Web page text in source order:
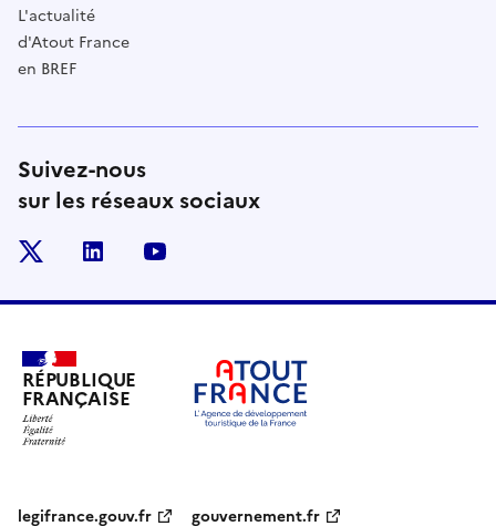
L'actualité
d'Atout France
en BREF
Suivez-nous
sur les réseaux sociaux
linkedin
RÉPUBLIQUE
FRANÇAISE
legifrance.gouv.fr gouvernement.fr